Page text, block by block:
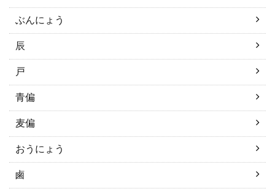
ぶんにょう
辰
戸
青偏
麦偏
おうにょう
鹵